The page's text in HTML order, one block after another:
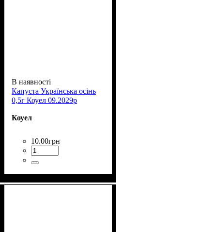
В наявності
Капуста Українська осінь
0,5г Коуел 09.2029р
Коуел
10.00грн